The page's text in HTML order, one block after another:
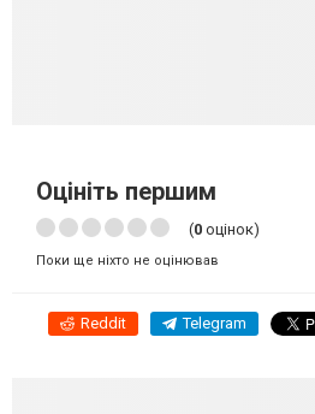
Оцініть першим
(0 оцінок)
Поки ще ніхто не оцінював
Reddit Telegram